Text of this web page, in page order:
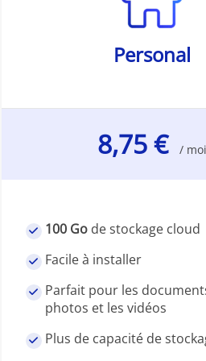
Personal
8,75 € /
100 Go de stockage cloud
Facile à installer
Parfait pour les
photos et les vidéos
Plus de capacité de